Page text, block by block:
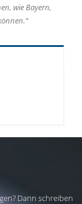
wie Bayern,
Dann schreiben